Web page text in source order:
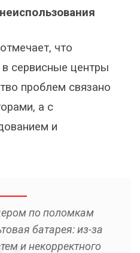
что
сервисные центры
проблем связано
а с
и
по поломкам
батарея: из-за
и некорректного